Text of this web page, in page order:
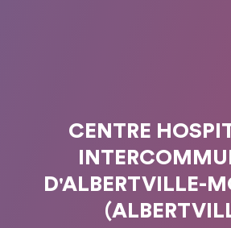
CENTRE
D'ALBERTVILLE-